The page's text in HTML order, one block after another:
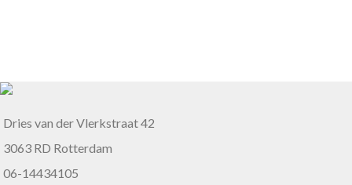
Dries van der Vlerkstraat 42
3063 RD Rotterdam
06-14434105